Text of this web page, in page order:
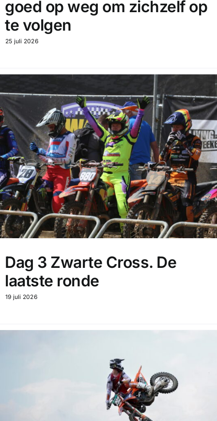
goed op weg om zichzelf op
te volgen
25 juli 2026
Dag 3 Zwarte Cross. De
laatste ronde
19 juli 2026